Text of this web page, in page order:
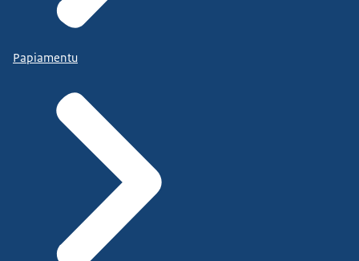
Papiamentu